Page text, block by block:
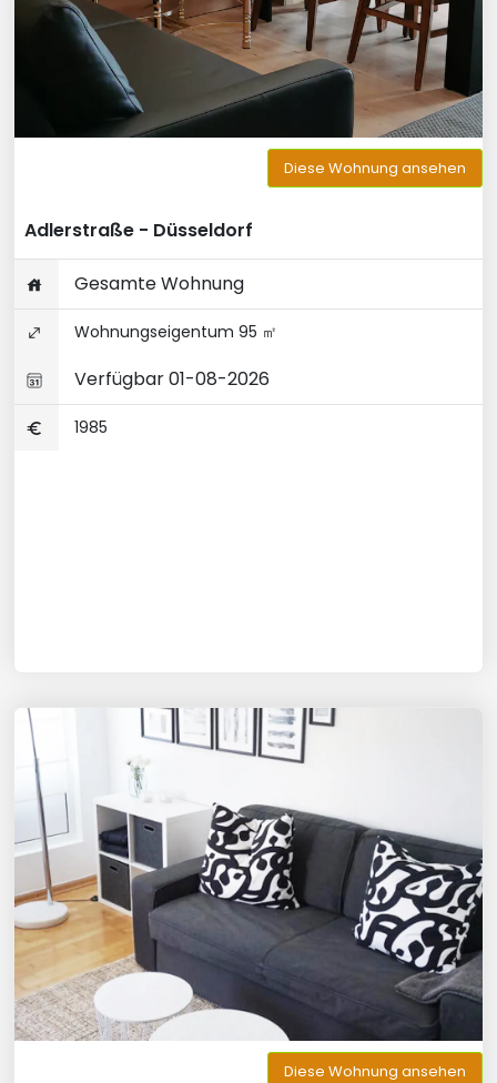
Diese Wohnung ansehen
Adlerstraße - Düsseldorf
Gesamte Wohnung
Wohnungseigentum 95 ㎡
Verfügbar 01-08-2026
1985
Diese Wohnung ansehen